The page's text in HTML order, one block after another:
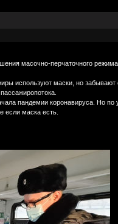
масочно-перчаточного
используют маски, но забывают
пандемии коронавируса. Но
если маска есть.